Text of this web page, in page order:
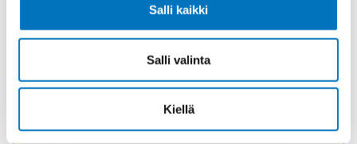
Salli kaikki
Salli valinta
Kiellä
HF-J 5G16